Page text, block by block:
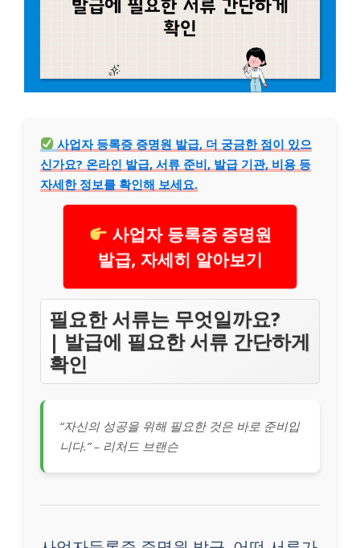
사업자 등록증 증명원 발급, 더 궁금한 점이 있으
신가요? 온라인 발급, 서류 준비, 발급 기관, 비용 등
자세한 정보를 확인해 보세요.
사업자 등록증 증명원
발급, 자세히 알아보기
필요한 서류는 무엇일까요?
| 발급에 필요한 서류 간단하게
확인
“자신의 성공을 위해 필요한 것은 바로 준비입
니다.” – 리처드 브랜슨